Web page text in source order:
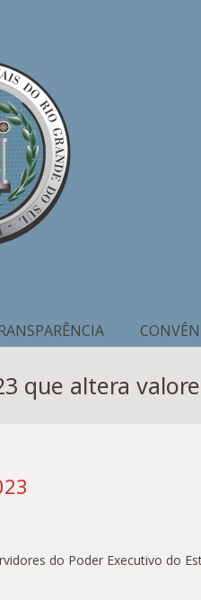
que altera
do Poder Executivo do